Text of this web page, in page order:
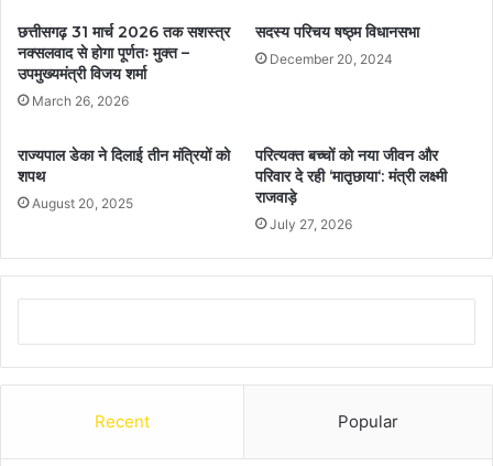
छत्तीसगढ़ 31 मार्च 2026 तक सशस्त्र
नक्सलवाद से होगा पूर्णतः मुक्त –
उपमुख्यमंत्री विजय शर्मा
March 26, 2026
सदस्य परिचय षष्‍ठ्म विधानसभा
December 20, 2024
राज्यपाल डेका ने दिलाई तीन मंत्रियों को
शपथ
August 20, 2025
परित्यक्त बच्चों को नया जीवन और
परिवार दे रही ‘मातृछाया‘: मंत्री लक्ष्मी
राजवाड़े
July 27, 2026
Recent Popular